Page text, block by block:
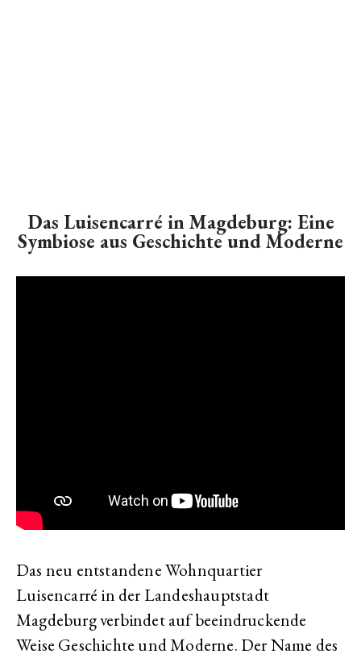
Das Luisencarré in Magdeburg: Eine
Symbiose aus Geschichte und Moderne
Das neu entstandene Wohnquartier
Luisencarré in der Landeshauptstadt
Magdeburg verbindet auf beeindruckende
Weise Geschichte und Moderne. Der Name des